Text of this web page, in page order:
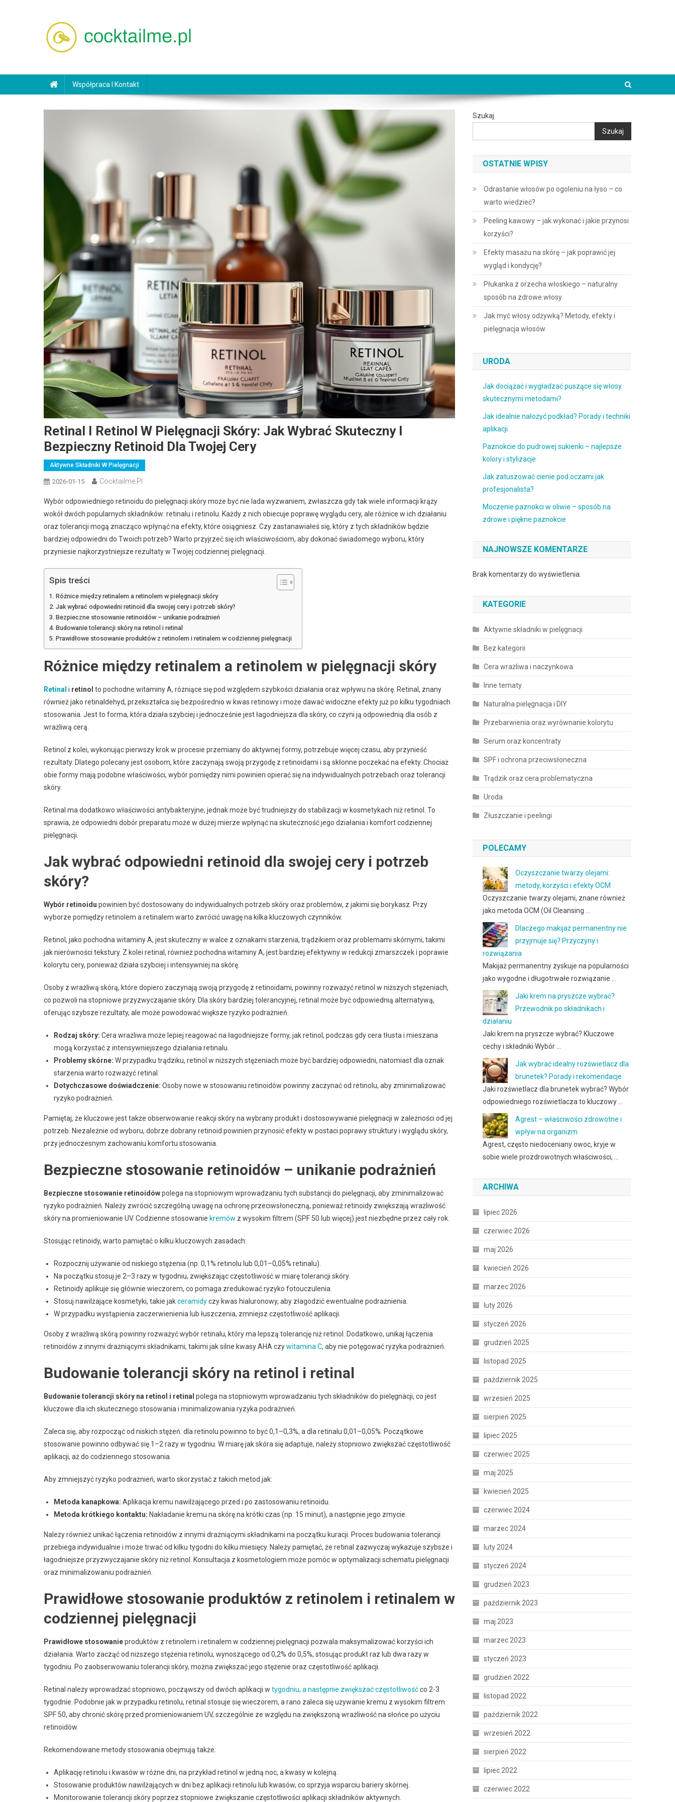
Współpraca I Kontakt
Retinal I Retinol W Pielęgnacji Skóry: Jak Wybrać Skuteczny I
Bezpieczny Retinoid Dla Twojej Cery
Aktywne Składniki W Pielęgnacji
2026-01-15 Cocktailme.pl
Wybór odpowiedniego retinoidu do pielęgnacji skóry może być nie lada wyzwaniem, zwłaszcza gdy tak wiele informacji krąży
wokół dwóch popularnych składników: retinalu i retinolu. Każdy z nich obiecuje poprawę wyglądu cery, ale różnice w ich działaniu
oraz tolerancji mogą znacząco wpłynąć na efekty, które osiągniesz. Czy zastanawiałeś się, który z tych składników będzie
bardziej odpowiedni do Twoich potrzeb? Warto przyjrzeć się ich właściwościom, aby dokonać świadomego wyboru, który
przyniesie najkorzystniejsze rezultaty w Twojej codziennej pielęgnacji.
Spis treści
Różnice między retinalem a retinolem w pielęgnacji skóry
Jak wybrać odpowiedni retinoid dla swojej cery i potrzeb skóry?
Bezpieczne stosowanie retinoidów – unikanie podrażnień
Budowanie tolerancji skóry na retinol i retinal
Prawidłowe stosowanie produktów z retinolem i retinalem w codziennej pielęgnacji
Różnice między retinalem a retinolem w pielęgnacji skóry
Retinal i retinol to pochodne witaminy A, różniące się pod względem szybkości działania oraz wpływu na skórę. Retinal, znany
również jako retinaldehyd, przekształca się bezpośrednio w kwas retinowy i może dawać widoczne efekty już po kilku tygodniach
stosowania. Jest to forma, która działa szybciej i jednocześnie jest łagodniejsza dla skóry, co czyni ją odpowiednią dla osób z
wrażliwą cerą.
Retinol z kolei, wykonując pierwszy krok w procesie przemiany do aktywnej formy, potrzebuje więcej czasu, aby przynieść
rezultaty. Dlatego polecany jest osobom, które zaczynają swoją przygodę z retinoidami i są skłonne poczekać na efekty. Chociaż
obie formy mają podobne właściwości, wybór pomiędzy nimi powinien opierać się na indywidualnych potrzebach oraz tolerancji
skóry.
Retinal ma dodatkowo właściwości antybakteryjne, jednak może być trudniejszy do stabilizacji w kosmetykach niż retinol. To
sprawia, że odpowiedni dobór preparatu może w dużej mierze wpłynąć na skuteczność jego działania i komfort codziennej
pielęgnacji.
Jak wybrać odpowiedni retinoid dla swojej cery i potrzeb
skóry?
Wybór retinoidu powinien być dostosowany do indywidualnych potrzeb skóry oraz problemów, z jakimi się borykasz. Przy
wyborze pomiędzy retinolem a retinalem warto zwrócić uwagę na kilka kluczowych czynników.
Retinol, jako pochodna witaminy A, jest skuteczny w walce z oznakami starzenia, trądzikiem oraz problemami skórnymi, takimi
jak nierówności tekstury. Z kolei retinal, również pochodna witaminy A, jest bardziej efektywny w redukcji zmarszczek i poprawie
kolorytu cery, ponieważ działa szybciej i intensywniej na skórę.
Osoby z wrażliwą skórą, które dopiero zaczynają swoją przygodę z retinoidami, powinny rozważyć retinol w niższych stężeniach,
co pozwoli na stopniowe przyzwyczajanie skóry. Dla skóry bardziej tolerancyjnej, retinal może być odpowiednią alternatywą,
oferując szybsze rezultaty, ale może powodować większe ryzyko podrażnień.
Rodzaj skóry: Cera wrażliwa może lepiej reagować na łagodniejsze formy, jak retinol, podczas gdy cera tłusta i mieszana
mogą korzystać z intensywniejszego działania retinalu.
Problemy skórne: W przypadku trądziku, retinol w niższych stężeniach może być bardziej odpowiedni, natomiast dla oznak
starzenia warto rozważyć retinal.
Dotychczasowe doświadczenie: Osoby nowe w stosowaniu retinoidów powinny zaczynać od retinolu, aby zminimalizować
ryzyko podrażnień.
Pamiętaj, że kluczowe jest także obserwowanie reakcji skóry na wybrany produkt i dostosowywanie pielęgnacji w zależności od jej
potrzeb. Niezależnie od wyboru, dobrze dobrany retinoid powinien przynosić efekty w postaci poprawy struktury i wyglądu skóry,
przy jednoczesnym zachowaniu komfortu stosowania.
Bezpieczne stosowanie retinoidów – unikanie podrażnień
Bezpieczne stosowanie retinoidówpolega na stopniowym wprowadzaniu tych substancji do pielęgnacji, aby zminimalizować
ryzyko podrażnień. Należy zwrócić szczególną uwagę na ochronę przeciwsłoneczną, ponieważ retinoidy zwiększają wrażliwość
skóry na promieniowanie UV. Codzienne stosowanie kremów z wysokim filtrem (SPF 50 lub więcej) jest niezbędne przez cały rok.
Stosując retinoidy, warto pamiętać o kilku kluczowych zasadach:
Rozpocznij używanie od niskiego stężenia (np. 0,1% retinolu lub 0,01–0,05% retinalu).
Na początku stosuj je 2–3 razy w tygodniu, zwiększając częstotliwość w miarę tolerancji skóry.
Retinoidy aplikuje się głównie wieczorem, co pomaga zredukować ryzyko fotouczulenia.
Stosuj nawilżające kosmetyki, takie jakceramidyczy kwas hialuronowy, aby złagodzić ewentualne podrażnienia.
W przypadku wystąpienia zaczerwienienia lub łuszczenia, zmniejsz częstotliwość aplikacji.
Osoby z wrażliwą skórą powinny rozważyć wybór retinalu, który ma lepszą tolerancję niż retinol. Dodatkowo, unikaj łączenia
retinoidów z innymi drażniącymi składnikami, takimi jak silne kwasy AHA czywitamina C, aby nie potęgować ryzyka podrażnień.
Budowanie tolerancji skóry na retinol i retinal
Budowanie tolerancji skóry na retinol i retinal polega na stopniowym wprowadzaniu tych składników do pielęgnacji, co jest
kluczowe dla ich skutecznego stosowania i minimalizowania ryzyka podrażnień.
Zaleca się, aby rozpocząć od niskich stężeń: dla retinolu powinno to być 0,1–0,3%, a dla retinalu 0,01–0,05%. Początkowe
stosowanie powinno odbywać się 1–2 razy w tygodniu. W miarę jak skóra się adaptuje, należy stopniowo zwiększać częstotliwość
aplikacji, aż do codziennego stosowania.
Aby zmniejszyć ryzyko podrażnień, warto skorzystać z takich metod jak:
Metoda kanapkowa: Aplikacja kremu nawilżającego przed i po zastosowaniu retinoidu.
Metoda krótkiego kontaktu: Nakładanie kremu na skórę na krótki czas (np. 15 minut), a następnie jego zmycie.
Należy również unikać łączenia retinoidów z innymi drażniącymi składnikami na początku kuracji. Proces budowania tolerancji
przebiega indywidualnie i może trwać od kilku tygodni do kilku miesięcy. Należy pamiętać, że retinal zazwyczaj wykazuje szybsze i
łagodniejsze przyzwyczajanie skóry niż retinol. Konsultacja z kosmetologiem może pomóc w optymalizacji schematu pielęgnacji
oraz minimalizowaniu podrażnień.
Prawidłowe stosowanie produktów z retinolem i retinalem w
codziennej pielęgnacji
Prawidłowe stosowanieproduktów z retinolem i retinalem w codziennej pielęgnacji pozwala maksymalizować korzyści ich
działania. Warto zacząć od niższego stężenia retinolu, wynoszącego od 0,2% do 0,5%, stosując produkt raz lub dwa razy w
tygodniu. Po zaobserwowaniu tolerancji skóry, można zwiększać jego stężenie oraz częstotliwość aplikacji.
Retinal należy wprowadzać stopniowo, począwszy od dwóch aplikacji w tygodniu, a następnie zwiększać częstotliwośćco 2-3
tygodnie. Podobnie jak w przypadku retinolu, retinal stosuje się wieczorem, a rano zaleca się używanie kremu z wysokim filtrem
SPF 50, aby chronić skórę przed promieniowaniem UV, szczególnie ze względu na zwiększoną wrażliwość na słońce po użyciu
retinoidów.
Rekomendowane metody stosowania obejmują także:
Aplikację retinolu i kwasów w różne dni, na przykład retinol w jedną noc, a kwasy w kolejną.
Stosowanie produktów nawilżających w dni bez aplikacji retinolu lub kwasów, co sprzyja wsparciu bariery skórnej.
Monitorowanie tolerancji skóry poprzez stopniowe zwiększanie częstotliwości aplikacji składników aktywnych.
Szukaj
Szukaj
OSTATNIE WPISY
Odrastanie włosów po ogoleniu na łyso – co
warto wiedzieć?
Peeling kawowy – jak wykonać i jakie przynosi
korzyści?
Efekty masażu na skórę – jak poprawić jej
wygląd i kondycję?
Płukanka z orzecha włoskiego – naturalny
sposób na zdrowe włosy
Jak myć włosy odżywką? Metody, efekty i
pielęgnacja włosów
URODA
Jak dociążać i wygładzać puszące się włosy
skutecznymi metodami?
Jak idealnie nałożyć podkład? Porady i techniki
aplikacji
Paznokcie do pudrowej sukienki – najlepsze
kolory i stylizacje
Jak zatuszować cienie pod oczami jak
profesjonalista?
Moczenie paznokci w oliwie – sposób na
zdrowe i piękne paznokcie
NAJNOWSZE KOMENTARZE
Brak komentarzy do wyświetlenia.
KATEGORIE
Aktywne składniki w pielęgnacji
Bez kategorii
Cera wrażliwa i naczynkowa
Inne tematy
Naturalna pielęgnacja i DIY
Przebarwienia oraz wyrównanie kolorytu
Serum oraz koncentraty
SPF i ochrona przeciwsłoneczna
Trądzik oraz cera problematyczna
Uroda
Złuszczanie i peelingi
POLECAMY
Oczyszczanie twarzy olejami:
metody, korzyści i efekty OCM
Oczyszczanie twarzy olejami, znane również
jako metoda OCM (Oil Cleansing …
Dlaczego makijaż permanentny nie
przyjmuje się? Przyczyny i
rozwiązania
Makijaż permanentny zyskuje na popularności
jako wygodne i długotrwałe rozwiązanie …
Jaki krem na pryszcze wybrać?
Przewodnik po składnikach i
działaniu
Jaki krem na pryszcze wybrać? Kluczowe
cechy i składniki Wybór …
Jak wybrać idealny rozświetlacz dla
brunetek? Porady i rekomendacje
Jaki rozświetlacz dla brunetek wybrać? Wybór
odpowiedniego rozświetlacza to kluczowy …
Agrest – właściwości zdrowotne i
wpływ na organizm
Agrest, często niedoceniany owoc, kryje w
sobie wiele prozdrowotnych właściwości, …
ARCHIWA
lipiec 2026
czerwiec 2026
maj 2026
kwiecień 2026
marzec 2026
luty 2026
styczeń 2026
grudzień 2025
listopad 2025
październik 2025
wrzesień 2025
sierpień 2025
lipiec 2025
czerwiec 2025
maj 2025
kwiecień 2025
czerwiec 2024
marzec 2024
luty 2024
styczeń 2024
grudzień 2023
październik 2023
maj 2023
marzec 2023
styczeń 2023
grudzień 2022
listopad 2022
październik 2022
wrzesień 2022
sierpień 2022
lipiec 2022
czerwiec 2022